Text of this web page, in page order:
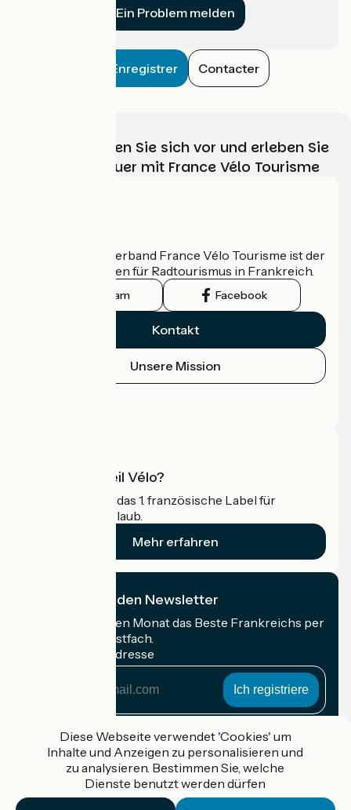
Ein Problem melden
Enregistrer Contacter
Wählen, bereiten Sie sich vor und erleben Sie
Ihr Radabenteuer mit France Vélo Tourisme
Der nationale Verband France Vélo Tourisme ist der
offizielle Leitfaden für Radtourismus in Frankreich.
Instagram Facebook
Kontakt
Unsere Mission
Was ist Accueil Vélo?
Accueil Vélo ist das 1. französische Label für
Radfahrer im Urlaub.
Mehr erfahren
Ich abonniere den Newsletter
Erhalten Sie jeden Monat das Beste Frankreichs per
Rad in Ihrem Postfach.
Meine E-Mail-Adresse
Adresse
Gefördert im Rahmen von Destination France
Diese Webseite verwendet 'Cookies' um
Inhalte und Anzeigen zu personalisieren und
zu analysieren. Bestimmen Sie, welche
Dienste benutzt werden dürfen